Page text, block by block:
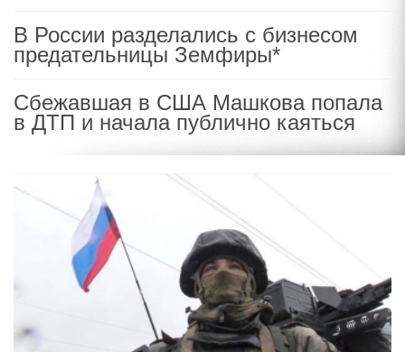
В России разделались с бизнесом
предательницы Земфиры*
Сбежавшая в США Машкова попала
в ДТП и начала публично каяться